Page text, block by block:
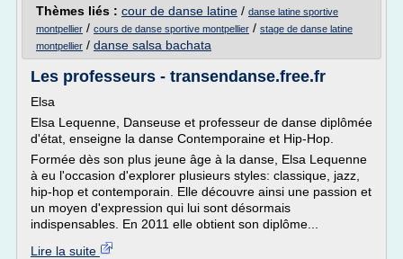
Thèmes liés : cour de danse latine / danse latine sportive
montpellier / cours de danse sportive montpellier / stage de danse latine
montpellier / danse salsa bachata
Les professeurs - transendanse.free.fr
Elsa
Elsa Lequenne, Danseuse et professeur de danse diplômée
d'état, enseigne la danse Contemporaine et Hip-Hop.
Formée dès son plus jeune âge à la danse, Elsa Lequenne
à eu l'occasion d'explorer plusieurs styles: classique, jazz,
hip-hop et contemporain. Elle découvre ainsi une passion et
un moyen d'expression qui lui sont désormais
indispensables. En 2011 elle obtient son diplôme...
Lire la suite